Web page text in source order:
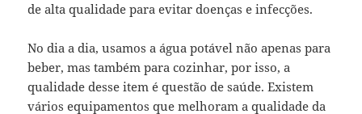
de alta qualidade para evitar doenças e infecções.
No dia a dia, usamos a água potável não apenas para
beber, mas também para cozinhar, por isso, a
qualidade desse item é questão de saúde. Existem
vários equipamentos que melhoram a qualidade da